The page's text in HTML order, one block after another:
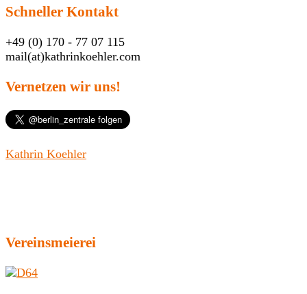
Schneller Kontakt
+49 (0) 170 - 77 07 115
mail(at)kathrinkoehler.com
Vernetzen wir uns!
Kathrin Koehler
Vereinsmeierei